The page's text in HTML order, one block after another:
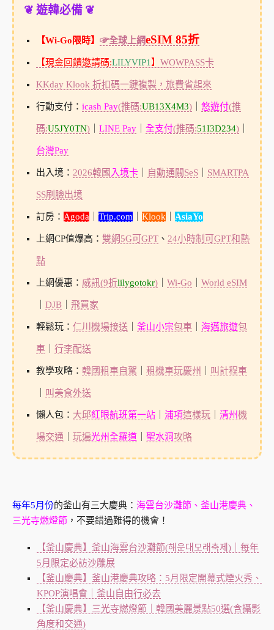
❦ 遊韓必備 ❦
【Wi-Go限時】 ☞全球上網eSIM 85折
【現金回饋邀請碼:LILYVIP1 】 WOWPASS卡
KKday Klook 折扣碼一鍵複製，旅費省起來
行動支付： icash Pay(推碼:UB13X4M3)｜ 悠遊付(推
碼:U5JY0TN)｜ LINE Pay｜ 全支付(推碼:51I3D234)｜
台灣Pay
出入境： 2026韓國 入境卡｜ 自動通關SeS｜ SMARTPA
SS刷臉出境
訂房： Agoda Trip.com Klook AsiaYo
上網CP值爆高： 雙網5G可GPT、 24小時制可GPT和熱
點
上網優惠： 威訊(9折lilygotokr)｜ Wi-Go World eSIM
DJB｜ 飛買家
輕鬆玩： 仁川機場接送 釜山小宗包車｜ 海邁旅遊包
車｜ 行李配送
教學攻略： 韓國租車自駕 租機車玩慶州 叫計程車
叫美食外送
懶人包： 大邱紅眼航班第一站｜ 浦項這樣玩｜ 清州機
場交通 玩遍光州全羅道｜ 聖水洞攻略
每年5月份的釜山有三大慶典： 海雲台沙灘節、釜山港慶典、
三光寺燃燈節 ，不要錯過難得的機會！
【釜山慶典】釜山海雲台沙灘節(해운대모래축제)｜每年
5月限定必訪沙雕展
【釜山慶典】釜山港慶典攻略：5月限定開幕式煙火秀、
KPOP演唱會｜釜山自由行必去
【釜山慶典】三光寺燃燈節｜韓國美麗景點50選(含攝影
角度和交通)